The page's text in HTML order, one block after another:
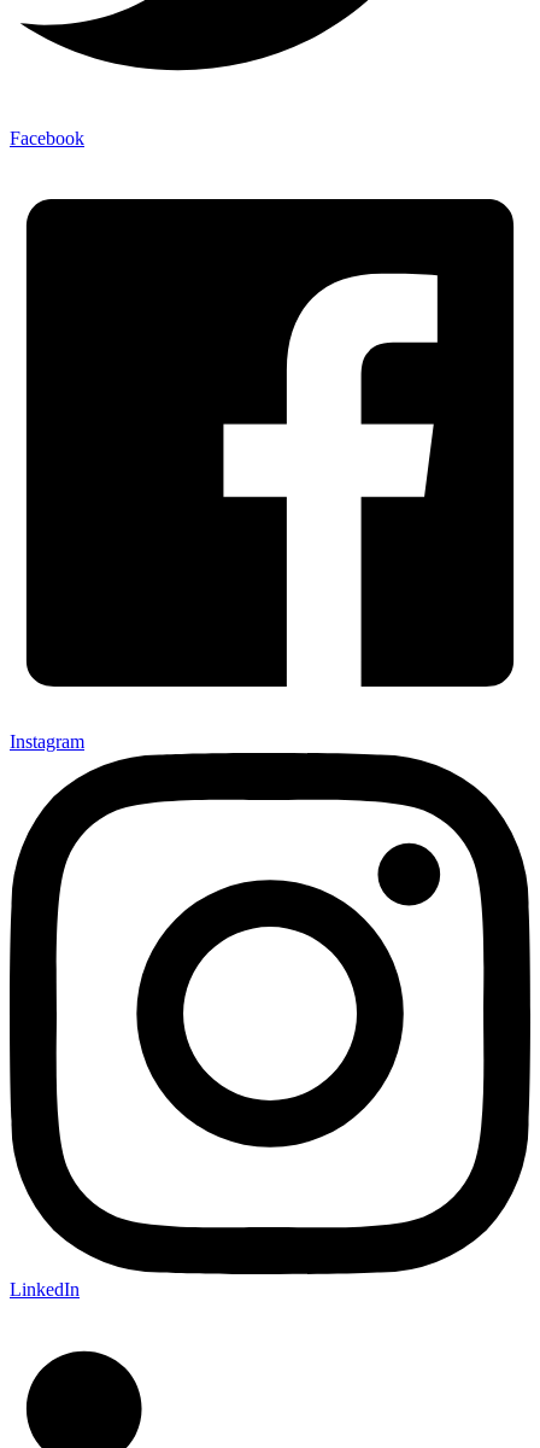
Facebook
Instagram
LinkedIn